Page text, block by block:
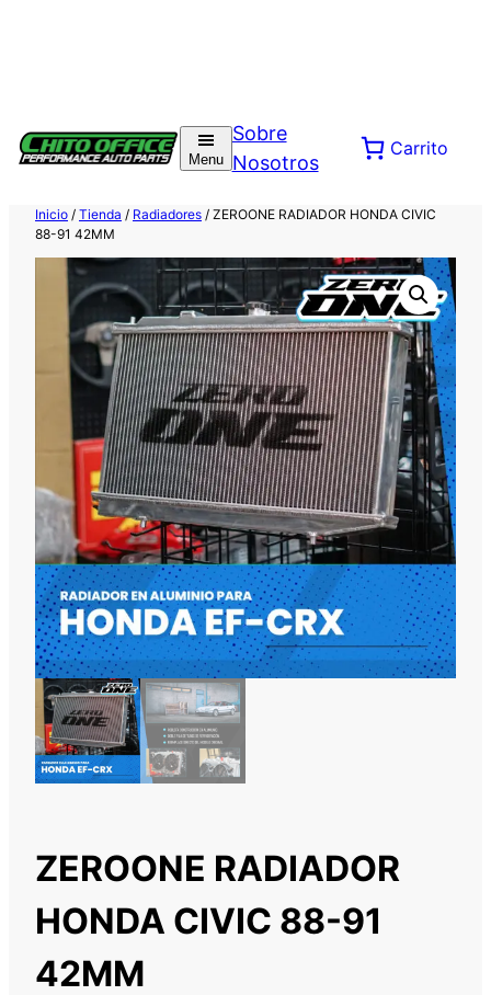
contenido
Menu
Sobre
Nosotros
Carrito
Inicio / Tienda / Radiadores / ZEROONE RADIADOR HONDA CIVIC
88-91 42MM
ZEROONE RADIADOR
HONDA CIVIC 88-91
42MM